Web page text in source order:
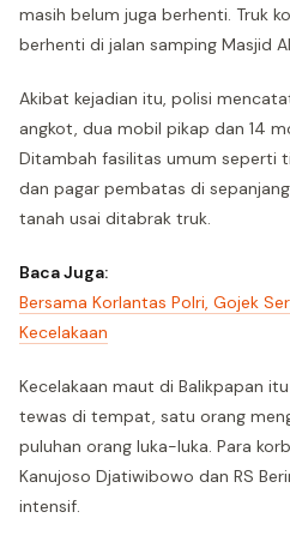
masih belum juga berhenti. Truk
berhenti di jalan samping Masjid
Akibat kejadian itu, polisi
angkot, dua mobil pikap dan 14
Ditambah fasilitas umum seperti
dan pagar pembatas di
tanah usai ditabrak truk.
Baca Juga:
Bersama Korlantas Polri, Gojek
Kecelakaan
Kecelakaan maut di Balikpapan
tewas di tempat, satu orang
puluhan orang luka-luka. Para
Kanujoso Djatiwibowo dan RS
intensif.